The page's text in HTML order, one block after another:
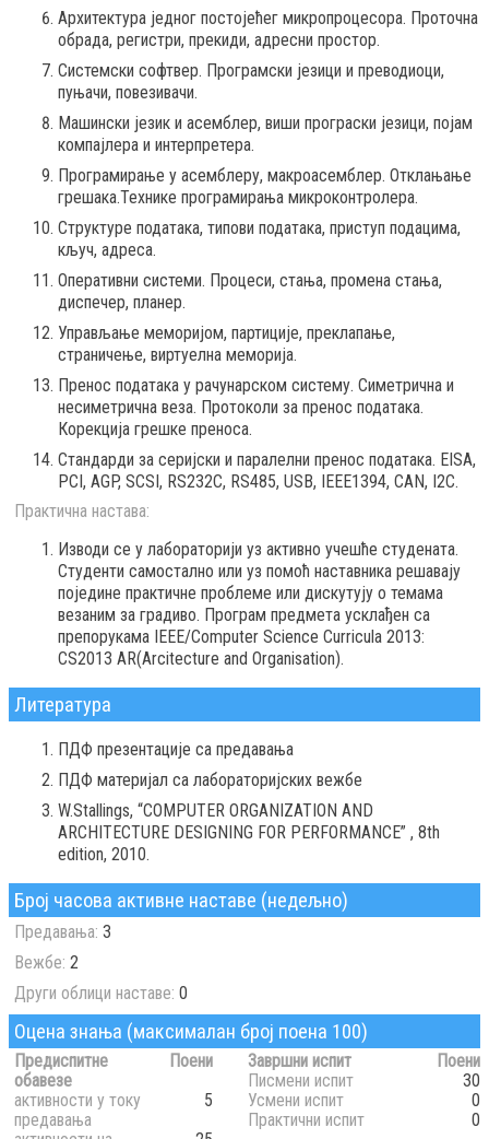
Архитектура једног постојећег микропроцесора. Проточна
обрада, регистри, прекиди, адресни простор.
Системски софтвер. Програмски језици и преводиоци,
пуњачи, повезивачи.
Машински језик и асемблер, виши програски језици, појам
компајлера и интерпретера.
Програмирање у асемблеру, макроасемблер. Отклањање
грешака.Технике програмирања микроконтролера.
Структуре података, типови података, приступ подацима,
кључ, адреса.
Оперативни системи. Процеси, стања, промена стања,
диспечер, планер.
Управљање меморијом, партиције, преклапање,
страничење, виртуелна меморија.
Пренос података у рачунарском систему. Симетрична и
несиметрична веза. Протоколи за пренос података.
Корекција грешке преноса.
Стандарди за серијски и паралелни пренос података. EISA,
PCI, AGP, SCSI, RS232C, RS485, USB, IEEE1394, CAN, I2C.
Практична настава:
Изводи се у лабораторији уз активно учешће студената.
Студенти самостално или уз помоћ наставника решавају
поједине практичне проблеме или дискутују о темама
везаним за градиво. Програм предмета усклађен са
препорукaма IEEE/Computer Science Curricula 2013:
CS2013 AR(Arcitecture and Organisation).
Литература
ПДФ презентације са предавања
ПДФ материјал са лабораторијских вежбе
W.Stallings, “COMPUTER ORGANIZATION AND
ARCHITECTURE DESIGNING FOR PERFORMANCE” , 8th
edition, 2010.
Број часова активне наставе (недељно)
Предавања: 3
Вежбе: 2
Други облици наставе: 0
Оцена знања (максималан број поена 100)
Предиспитне
обавезе
Поени
активности у току
предавања
5
Завршни испит
Поени
Писмени испит
30
Усмени испит
0
Практични испит
0